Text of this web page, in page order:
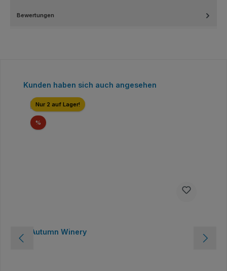
Bewertungen
Produktgalerie überspringen
Kunden haben sich auch angesehen
Nur 2 auf Lager!
%Rabatt
Autumn Winery